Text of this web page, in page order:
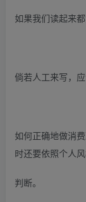
如果我们读起来
倘若人工来写，
如何正确地做消
时还要依照个人
判断。